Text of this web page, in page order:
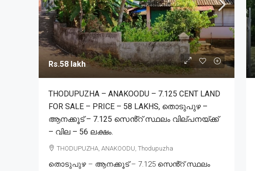
Rs.58 lakh
THODUPUZHA – ANAKOODU – 7.125 CENT LAND
FOR SALE – PRICE – 58 LAKHS, തൊടുപുഴ –
ആനക്കൂട് – 7.125 സെൻ്റ് സ്ഥലം വില്പനയ്ക്ക്
– വില – 56 ലക്ഷം.
THODUPUZHA, ANAKOODU, Thodupuzha
തൊടുപുഴ – ആനക്കൂട് – 7.125 സെൻ്റ് സ്ഥലം